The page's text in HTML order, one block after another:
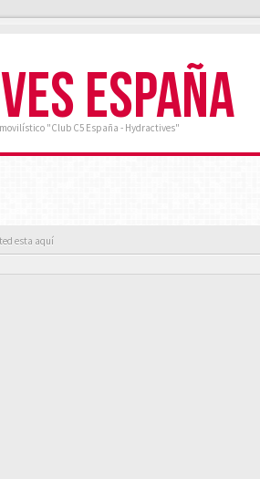
ESPAÑA
"Club C5 España - Hydractives"
esta aquí